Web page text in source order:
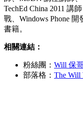
TechEd China 2011 講
戰、Windows Phone
書籍。
相關連結：
粉絲團： Will 保
部落格： The Will